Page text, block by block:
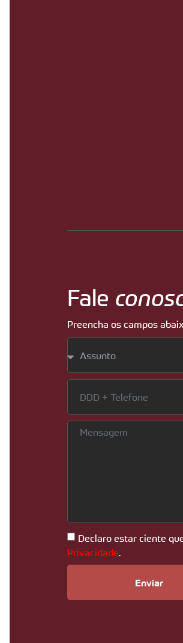
Fale
Preencha os campos
Declaro estar ciente
Privacidade.
Enviar